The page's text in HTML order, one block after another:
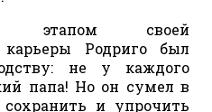
этапом своей
карьеры Родриго был
не у каждого
папа! Но он сумел в
и упрочить